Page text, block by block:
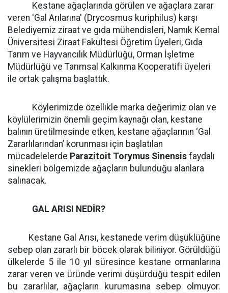
Kestane ağaçlarında görülen ve ağaçlara zarar
veren 'Gal Arılarına' (Drycosmus kuriphilus) karşı
Belediyemiz ziraat ve gıda mühendisleri, Namık Kemal
Üniversitesi Ziraat Fakültesi Öğretim Üyeleri, Gıda
Tarım ve Hayvancılık Müdürlüğü, Orman İşletme
Müdürlüğü ve Tarımsal Kalkınma Kooperatifi üyeleri
ile ortak çalışma başlattık.
Köylerimizde özellikle marka değerimiz olan ve
köylülerimizin önemli geçim kaynağı olan, kestane
balının üretilmesinde etken, kestane ağaçlarının ‘Gal
Zararlılarından’ korunması için başlatılan
mücadelelerde Parazitoit Torymus Sinensis faydalı
sinekleri bölgemizde ağaçların bulunduğu alanlara
salınacak.
GAL ARISI NEDİR?
Kestane Gal Arısı, kestanede verim düşüklüğüne
sebep olan zararlı bir böcek olarak biliniyor. Görüldüğü
ülkelerde 5 ile 10 yıl süresince kestane ormanlarına
zarar veren ve üründe verimi düşürdüğü tespit edilen
bu zararlılar, ağaçların kurumasına sebep olmuyor.